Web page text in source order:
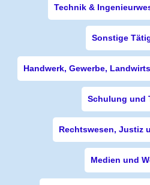
Technik &
Sonstige
Handwerk, Gewerbe,
Schulung und
Rechtswesen, Justiz
Medien und